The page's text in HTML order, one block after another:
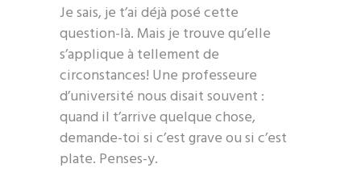
Je sais, je t’ai déjà posé cette
question-là. Mais je trouve qu’elle
s’applique à tellement de
circonstances! Une professeure
d’université nous disait souvent :
quand il t’arrive quelque chose,
demande-toi si c’est grave ou si c’est
plate. Penses-y.